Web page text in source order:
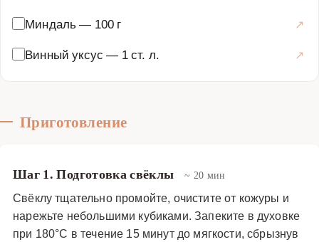
Миндаль — 100 г
Винный уксус — 1 ст. л.
Приготовление
Шаг 1. Подготовка свёклы ~ 20 мин
Свёклу тщательно промойте, очистите от кожуры и
нарежьте небольшими кубиками. Запеките в духовке
при 180°C в течение 15 минут до мягкости, сбрызнув